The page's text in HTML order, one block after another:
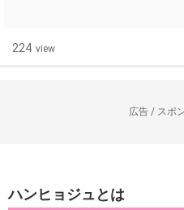
224 view
広告 / スポ
ハンヒョジュとは